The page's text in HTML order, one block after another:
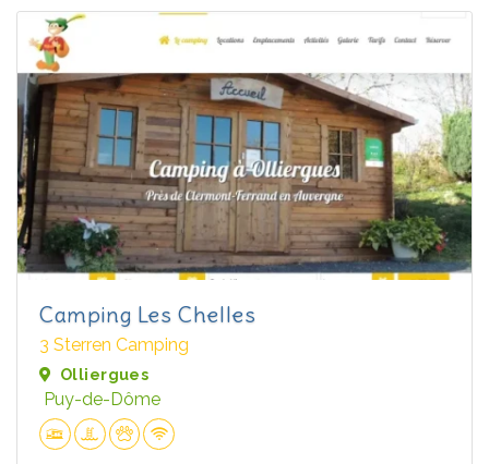
Camping Les Chelles
3 Sterren Camping
Olliergues
Puy-de-Dôme